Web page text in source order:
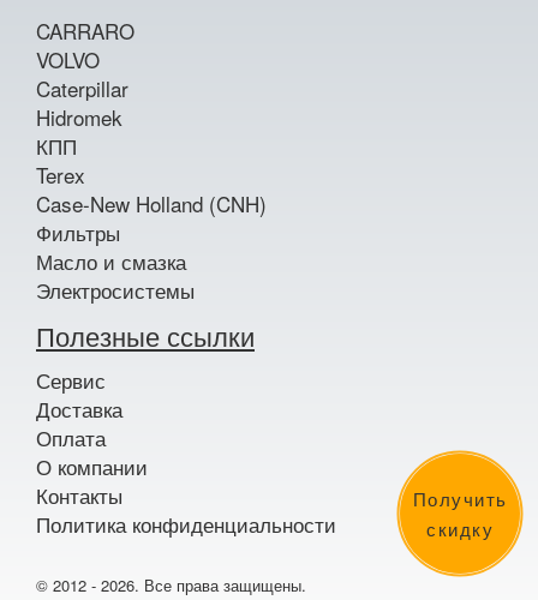
Получить
скидку
CARRARO
VOLVO
Caterpillar
Hidromek
КПП
Terex
Case-New Holland (CNH)
Фильтры
Масло и смазка
Электросистемы
Полезные ссылки
Сервис
Доставка
Оплата
О компании
Контакты
Политика конфиденциальности
© 2012 - 2026. Все права защищены.